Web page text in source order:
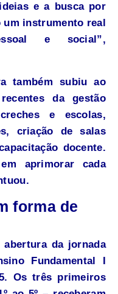
e a busca por
um instrumento real
e social”,
também subiu ao
da gestão
e escolas,
criação de salas
docente.
aprimorar cada
forma de
da jornada
Fundamental I
Os três primeiros